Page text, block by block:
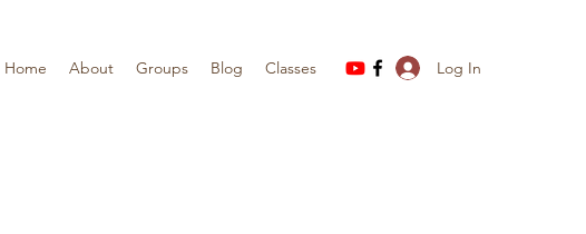
Home About Groups Blog Classes Log In